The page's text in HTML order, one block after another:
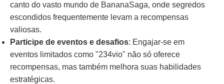
canto do vasto mundo de BananaSaga, onde segredos
escondidos frequentemente levam a recompensas
valiosas.
Participe de eventos e desafios: Engajar-se em
eventos limitados como "234vio" não só oferece
recompensas, mas também melhora suas habilidades
estratégicas.